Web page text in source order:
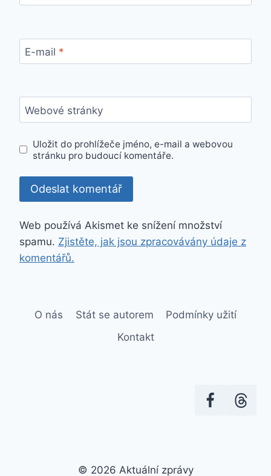
E-mail *
Webové stránky
Uložit do prohlížeče jméno, e-mail a webovou
stránku pro budoucí komentáře.
Web používá Akismet ke snížení množství
spamu. Zjistěte, jak jsou zpracovávány údaje z
komentářů.
O nás Stát se autorem
Podmínky užití
Kontakt
© 2026 Aktuální zprávy